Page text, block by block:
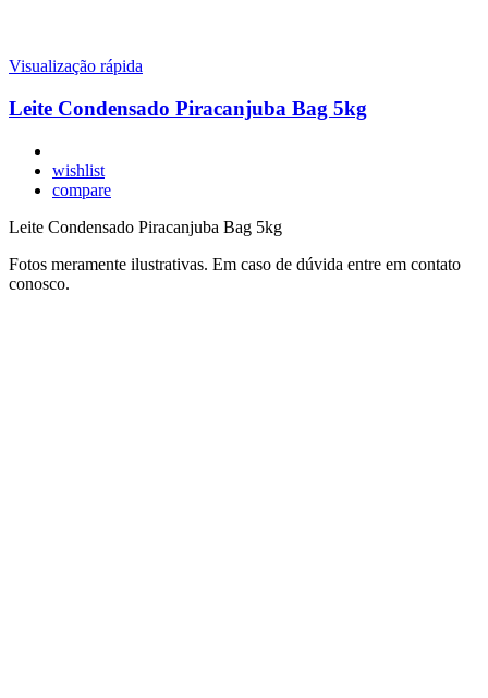
Visualização rápida
Leite Condensado Piracanjuba Bag 5kg
wishlist
compare
Leite Condensado Piracanjuba Bag 5kg
Fotos meramente ilustrativas. Em caso de dúvida entre em contato
conosco.